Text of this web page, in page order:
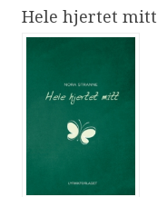
Hele hjertet mitt